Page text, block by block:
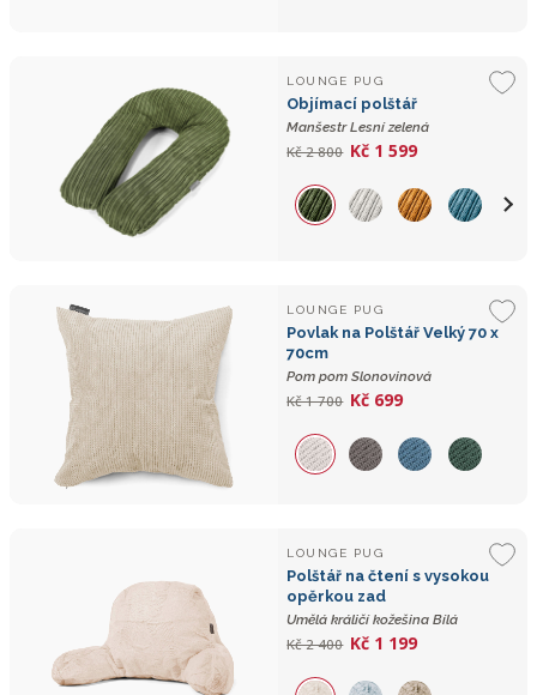
LOUNGE PUG
Objímací polštář
Manšestr Lesní zelená
Kč 2 800 Kč 1 599
LOUNGE PUG
Povlak na Polštář Velký 70 x
70cm
Pom pom Slonovinová
Kč 1 700 Kč 699
LOUNGE PUG
Polštář na čtení s vysokou
opěrkou zad
Umělá králičí kožešina Bílá
Kč 2 400 Kč 1 199